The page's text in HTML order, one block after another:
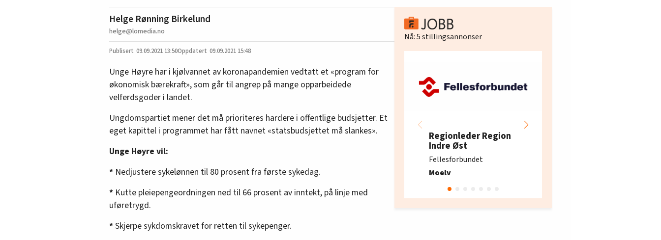
Helge Rønning Birkelund
helge@lomedia.no
09.09.2021 13:50 09.09.2021 15:48
Unge Høyre har i kjølvannet av koronapandemien vedtatt et «program for
økonomisk bærekraft», som går til angrep på mange opparbeidede
velferdsgoder i landet.
Ungdomspartiet mener det må prioriteres hardere i offentlige budsjetter. Et
eget kapittel i programmet har fått navnet «statsbudsjettet må slankes».
Unge Høyre vil:
* Nedjustere sykelønnen til 80 prosent fra første sykedag.
* Kutte pleiepengeordningen ned til 66 prosent av inntekt, på linje med
uføretrygd.
*Skjerpe sykdomskravet for retten til sykepenger.
Nå:5stillingsannonser
Regionleder Region
Indre Øst
Fellesforbundet
Moelv